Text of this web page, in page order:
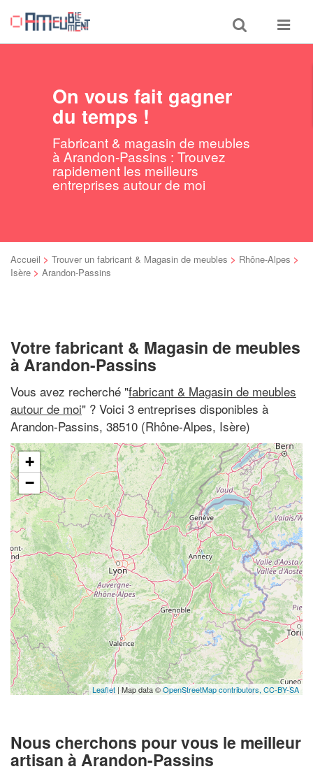
Toggle
search
Toggle
On vous fait gagner
du temps !
Fabricant & magasin de meubles
à Arandon-Passins : Trouvez
rapidement les meilleurs
entreprises autour de moi
Accueil > Trouver un fabricant & Magasin de meubles > Rhône-Alpes >
Isère > Arandon-Passins
Votre fabricant & Magasin de meubles
à Arandon-Passins
Vous avez recherché "fabricant & Magasin de meubles
autour de moi" ? Voici 3 entreprises disponibles à
Arandon-Passins, 38510 (Rhône-Alpes, Isère)
+
−
Leaflet | Map data ©OpenStreetMap contributors, CC-BY-SA
Nous cherchons pour vous le meilleur
artisan à Arandon-Passins